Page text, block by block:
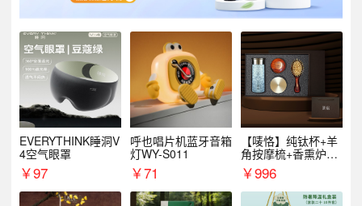
EVERYTHINK睡洞V
4空气眼罩
￥97
呼也唱片机蓝牙音箱
灯WY-S011
￥71
【唛恪】纯钛杯+羊
角按摩梳+香熏炉
+气垫梳
￥996